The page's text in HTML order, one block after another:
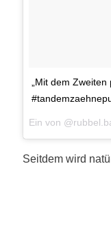
„Mit dem Zweiten
Ein von
Seitdem wird